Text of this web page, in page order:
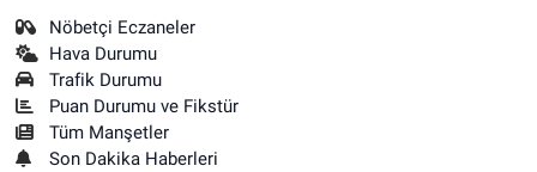
Nöbetçi Eczaneler
Hava Durumu
Trafik Durumu
Puan Durumu ve Fikstür
Tüm Manşetler
Son Dakika Haberleri